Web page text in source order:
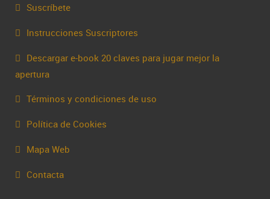
Suscríbete
Instrucciones Suscriptores
Descargar e-book 20 claves para jugar mejor la
apertura
Términos y condiciones de uso
Política de Cookies
Mapa Web
Contacta